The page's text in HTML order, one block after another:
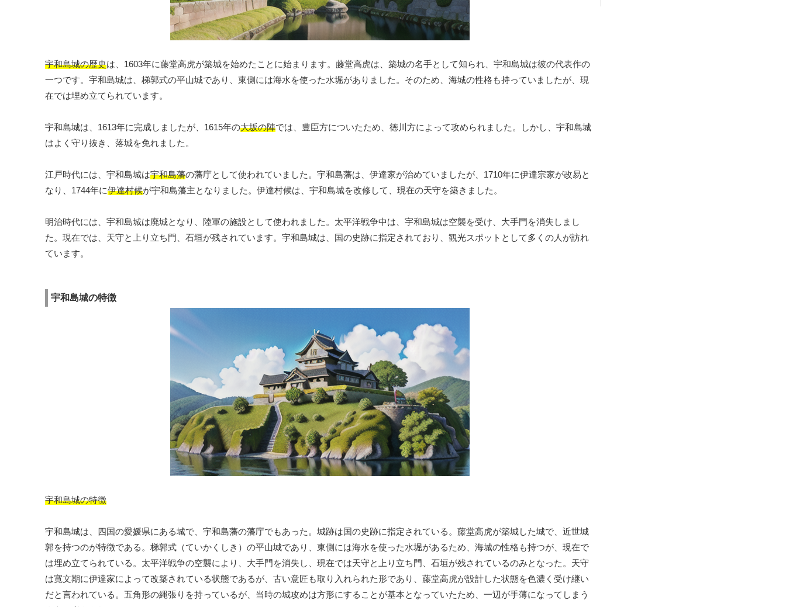
宇和島城の歴史は、1603年に藤堂高虎が築城を始めたことに始まります。藤堂高虎は、築城の名手として知られ、宇和島城は彼の代表作の
一つです。宇和島城は、梯郭式の平山城であり、東側には海水を使った水堀がありました。そのため、海城の性格も持っていましたが、現
在では埋め立てられています。
宇和島城は、1613年に完成しましたが、1615年の大坂の陣では、豊臣方についたため、徳川方によって攻められました。しかし、宇和島城
はよく守り抜き、落城を免れました。
江戸時代には、宇和島城は宇和島藩の藩庁として使われていました。宇和島藩は、伊達家が治めていましたが、1710年に伊達宗家が改易と
なり、1744年に伊達村候が宇和島藩主となりました。伊達村候は、宇和島城を改修して、現在の天守を築きました。
明治時代には、宇和島城は廃城となり、陸軍の施設として使われました。太平洋戦争中は、宇和島城は空襲を受け、大手門を消失しまし
た。現在では、天守と上り立ち門、石垣が残されています。宇和島城は、国の史跡に指定されており、観光スポットとして多くの人が訪れ
ています。
宇和島城の特徴
宇和島城の特徴
宇和島城は、四国の愛媛県にある城で、宇和島藩の藩庁でもあった。城跡は国の史跡に指定されている。藤堂高虎が築城した城で、近世城
郭を持つのが特徴である。梯郭式（ていかくしき）の平山城であり、東側には海水を使った水堀があるため、海城の性格も持つが、現在で
は埋め立てられている。太平洋戦争の空襲により、大手門を消失し、現在では天守と上り立ち門、石垣が残されているのみとなった。天守
は寛文期に伊達家によって改築されている状態であるが、古い意匠も取り入れられた形であり、藤堂高虎が設計した状態を色濃く受け継い
だと言われている。五角形の縄張りを持っているが、当時の城攻めは方形にすることが基本となっていたため、一辺が手薄になってしまう